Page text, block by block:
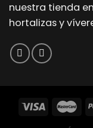
nuestra tienda
hortalizas y